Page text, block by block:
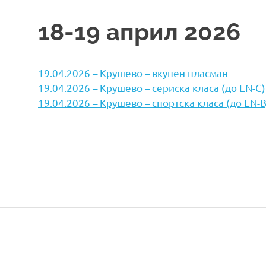
18-19 април 2026
19.04.2026 – Крушево – вкупен пласман
19.04.2026 – Крушево – сериска класа (до EN-C)
19.04.2026 – Крушево – спортска класа (до EN-